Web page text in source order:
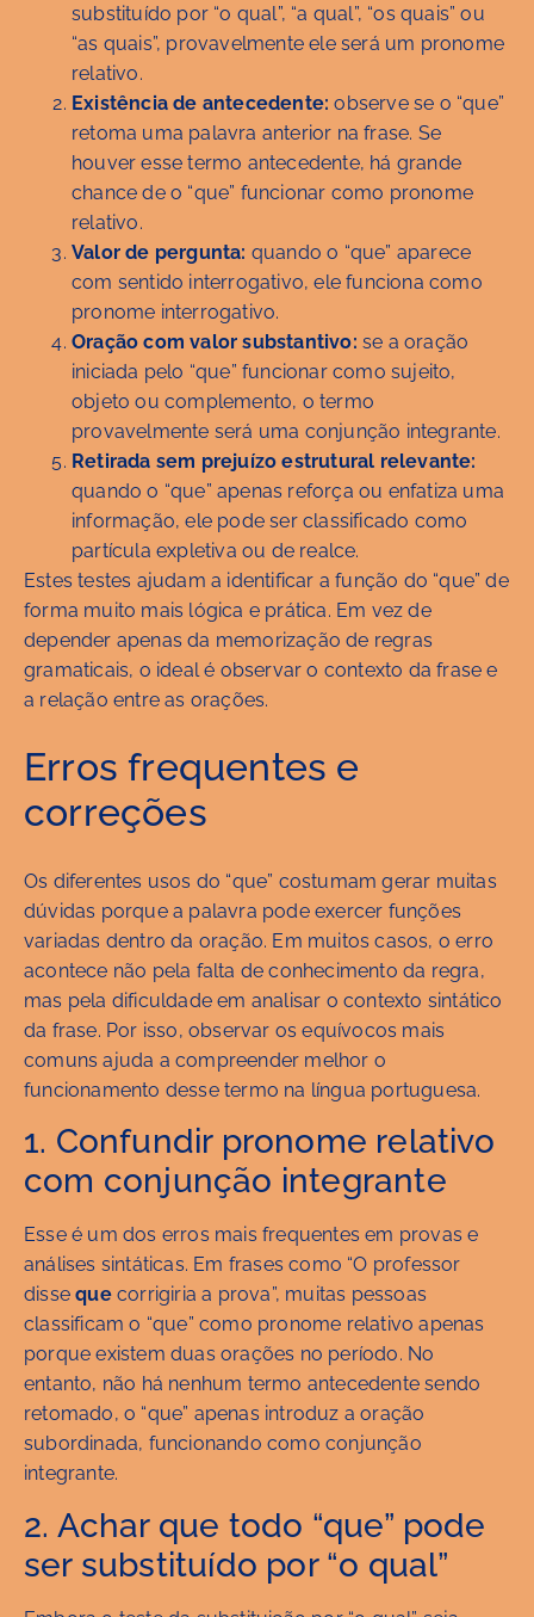
substituído por “o qual”, “a qual”, “os quais” ou
“as quais”, provavelmente ele será um pronome
relativo.
Existência de antecedente: observe se o “que”
retoma uma palavra anterior na frase. Se
houver esse termo antecedente, há grande
chance de o “que” funcionar como pronome
relativo.
Valor de pergunta: quando o “que” aparece
com sentido interrogativo, ele funciona como
pronome interrogativo.
Oração com valor substantivo: se a oração
iniciada pelo “que” funcionar como sujeito,
objeto ou complemento, o termo
provavelmente será uma conjunção integrante.
Retirada sem prejuízo estrutural relevante:
quando o “que” apenas reforça ou enfatiza uma
informação, ele pode ser classificado como
partícula expletiva ou de realce.
Estes testes ajudam a identificar a função do “que” de
forma muito mais lógica e prática. Em vez de
depender apenas da memorização de regras
gramaticais, o ideal é observar o contexto da frase e
a relação entre as orações.
Erros frequentes e
correções
Os diferentes usos do “que” costumam gerar muitas
dúvidas porque a palavra pode exercer funções
variadas dentro da oração. Em muitos casos, o erro
acontece não pela falta de conhecimento da regra,
mas pela dificuldade em analisar o contexto sintático
da frase. Por isso, observar os equívocos mais
comuns ajuda a compreender melhor o
funcionamento desse termo na língua portuguesa.
1. Confundir pronome relativo
com conjunção integrante
Esse é um dos erros mais frequentes em provas e
análises sintáticas. Em frases como “O professor
dissequecorrigiria a prova”, muitas pessoas
classificam o “que” como pronome relativo apenas
porque existem duas orações no período. No
entanto, não há nenhum termo antecedente sendo
retomado, o “que” apenas introduz a oração
subordinada, funcionando como conjunção
integrante.
2. Achar que todo “que” pode
ser substituído por “o qual”